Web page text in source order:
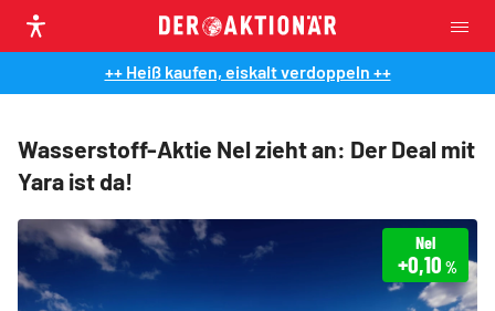
++ Heiß kaufen, eiskalt verdoppeln ++
Wasserstoff-Aktie Nel zieht an: Der Deal mit
Yara ist da!
Nel
+0,10 %